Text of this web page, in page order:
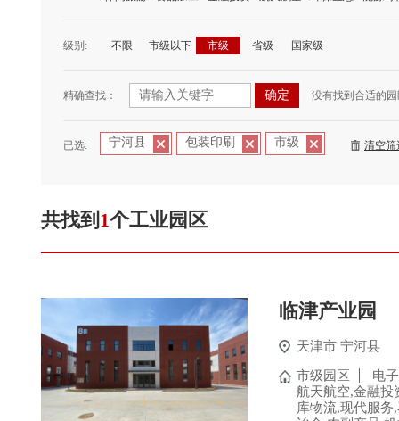
级别: 不限 市级以下 市级 省级 国家级
精确查找： 没有找到合适的
已选: 宁河县 包装印刷 市级 清空筛
共找到 1个工业园区
临津产业园
天津市 宁河县
市级园区
电
航天航空,金融投
库物流,现代服